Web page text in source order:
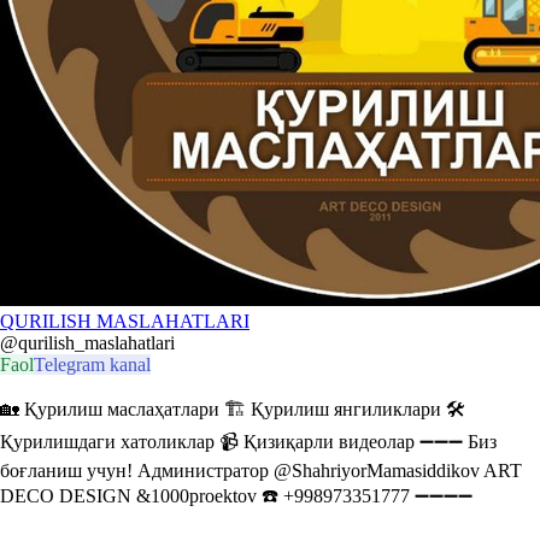
QURILISH MASLAHATLARI
@qurilish_maslahatlari
FaolTelegram kanal
🏡 Қурилиш маслаҳатлари 🏗 Қурилиш янгиликлари 🛠
Қурилишдаги хатоликлар 📹 Қизиқарли видеолар ➖➖➖ Биз
боғланиш учун! Администратор @ShahriyorMamasiddikov ART
DECO DESIGN &1000proektov ☎️ +998973351777 ➖➖➖➖